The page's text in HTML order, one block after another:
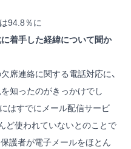
94.8％に
着手した経緯について聞か
席連絡に関する電話対応に、
知ったのがきっかけでし
はすでにメール配信サービ
ど使われていないとのことで
保護者が電子メールをほとん